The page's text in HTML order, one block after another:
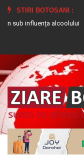
STIRI BOTOSANI :
sub influența alcoolului